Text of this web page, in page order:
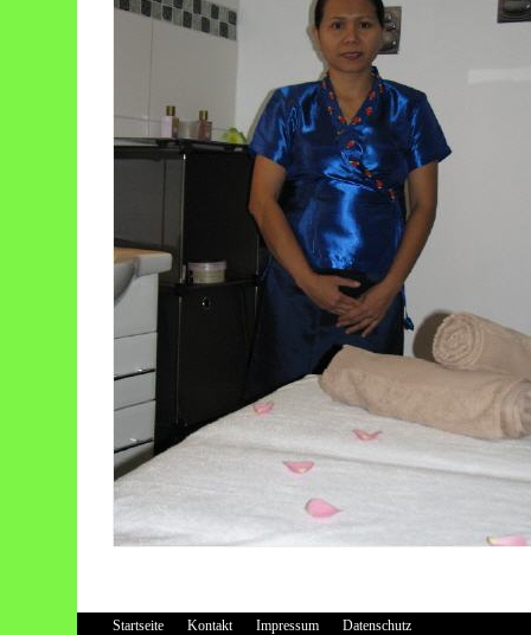
Startseite Kontakt Impressum Datenschutz